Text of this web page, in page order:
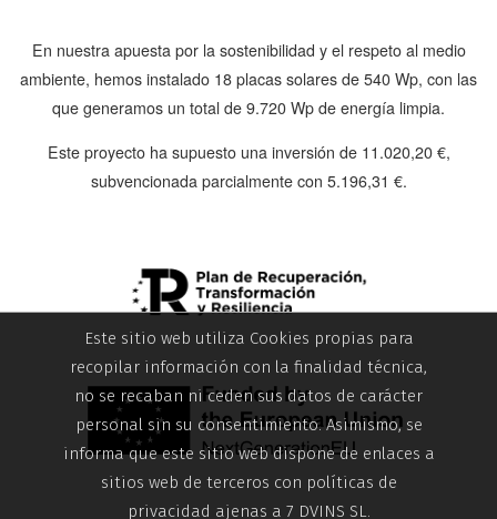
En nuestra apuesta por la sostenibilidad y el respeto al medio
ambiente, hemos instalado 18 placas solares de 540 Wp, con las
que generamos un total de 9.720 Wp de energía limpia.
Este proyecto ha supuesto una inversión de 11.020,20 €,
subvencionada parcialmente con 5.196,31 €.
Este sitio web utiliza Cookies propias para
recopilar información con la finalidad técnica,
no se recaban ni ceden sus datos de carácter
personal sin su consentimiento. Asimismo, se
informa que este sitio web dispone de enlaces a
sitios web de terceros con políticas de
privacidad ajenas a 7 DVINS SL.